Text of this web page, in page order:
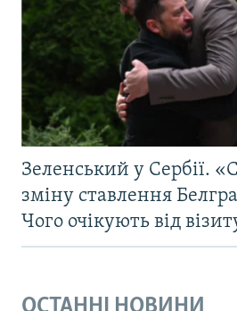
Зеленський у Сербії.
зміну ставлення
Чого очікують від